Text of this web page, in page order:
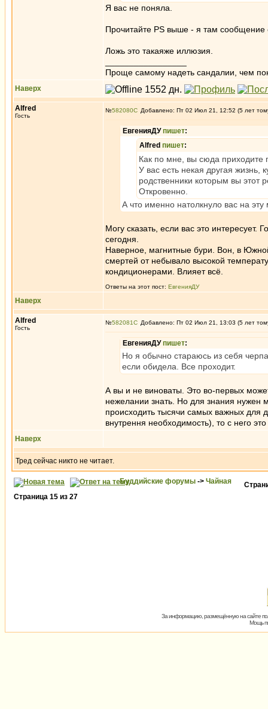
Я вас не поняла.
Прочитайте PS выше - я там сообщение
Ложь это такаяже иллюзия.
Проще самому надеть сандалии, чем
Наверх
Alfred
Гость
№582080 Добавлено: Пт 02 Июл 21, 12:52 (5 лет
ЕвгенияДУпишет:
Alfred пишет:
Как по мне, вы сюда приходите
У вас есть некая другая жизнь,
родственники которым вы этот
Откровенно.
А что именно натолкнуло вас на
Могу сказать, если вас это
сегодня.
Наверное, магнитные бури. Вон, в
смертей от небывало высокой
кондиционерами. Влияет всё.
Ответы на этот пост: ЕвгенияДУ
Наверх
Alfred
Гость
№582081 Добавлено: Пт 02 Июл 21, 13:03 (5 лет
ЕвгенияДУпишет:
Но я обычно стараюсь из себя
если обидела. Все проходит.
А вы и не виноваты. Это во-первых
нежелании знать. Но для знания нужен
происходить тысячи самых важных для
внутрення необходимость), то с него
Наверх
Тред сейчас никто не читает.
Буддийские форумы -> Чайная
Страница 15 из 27
За информацию, размещённую на сайте
Мощь